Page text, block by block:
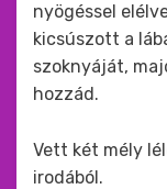
nyögéssel
kicsúszott a
szoknyáját,
hozzád.
Vett két mély
irodából.